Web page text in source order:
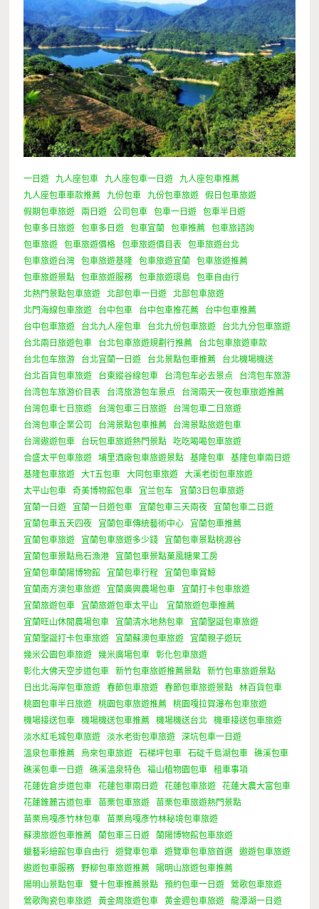
一日遊 九人座包車 九人座包車一日遊
九人座包車推薦
九人座包車車款推薦
九份包車 九份包車旅遊
假日包車旅遊
假期包車旅遊
兩日遊 公司包車 包車一日遊
包車半日遊
包車多日旅遊
包車多日遊 包車宜蘭 包車推薦
包車旅諮詢
包車旅遊
包車旅遊價格 包車旅遊價目表
包車旅遊台北
包車旅遊台灣
包車旅遊基隆 包車旅遊宜蘭
包車旅遊推薦
包車旅遊景點
包車旅遊服務 包車旅遊環島
包車自由行
北熱門景點包車旅遊
北部包車一日遊
北部包車旅遊
北門海線包車旅遊
台中包車 台中包車推花薦
台中包車推薦
台中包車旅遊
台北九人座包車 台北九份包車旅遊
台北九分包車旅遊
台北兩日旅遊包車
台北包車旅遊規劃行推薦
台北包車旅遊車款
台北包车旅游
台北宜蘭一日遊 台北景點包車推薦
台北機場機送
台北百貨包車旅遊
台東縱谷線包車 台湾包车必去景点
台湾包车旅游
台湾包车旅游价目表
台湾旅游包车景点
台灣兩天一夜包車旅遊推薦
台灣包車七日旅遊
台灣包車三日旅遊
台灣包車二日旅遊
台灣包車企業公司
台灣景點包車推薦
台灣景點旅遊包車
台灣遨遊包車
台玩包車旅遊熱門景點
吃吃喝喝包車旅遊
合盛太平包車旅遊
埔里酒廠包車旅遊景點 基隆包車
基隆包車兩日遊
基隆包車旅遊
大T五包車 大同包車旅遊
大溪老街包車旅遊
太平山包車
奇美博物館包車 宜兰包车
宜蘭3日包車旅遊
宜蘭一日遊
宜蘭一日遊包車 宜蘭包車三天兩夜
宜蘭包車二日遊
宜蘭包車五天四夜
宜蘭包車傳統藝術中心
宜蘭包車推薦
宜蘭包車旅遊
宜蘭包車旅遊多少錢
宜蘭包車景點桃源谷
宜蘭包車景點烏石漁港
宜蘭包車景點菓風糖果工房
宜蘭包車蘭陽博物館
宜蘭包車行程
宜蘭包車賞鯨
宜蘭南方澳包車旅遊
宜蘭廣興農場包車
宜蘭打卡包車旅遊
宜蘭旅遊包車
宜蘭旅遊包車太平山
宜蘭旅遊包車推薦
宜蘭旺山休閒農場包車
宜蘭清水地熱包車
宜蘭聖誕包車旅遊
宜蘭聖誕打卡包車旅遊
宜蘭蘇澳包車旅遊
宜蘭親子遊玩
幾米公園包車旅遊
幾米廣場包車
彰化包車旅遊
彰化大佛天空步道包車
新竹包車旅遊推薦景點
新竹包車旅遊景點
日出北海岸包車旅遊
春節包車旅遊 春節包車旅遊景點
林百貨包車
桃園包車半日旅遊
桃園包車旅遊推薦
桃園嘎拉賀瀑布包車旅遊
機場接送包車
機場機送包車推薦 機場機送台北
機車接送包車旅遊
淡水紅毛城包車旅遊
淡水老街包車旅遊
深坑包車一日遊
溫泉包車推薦
烏來包車旅遊 石梯坪包車 石碇千島湖包車
礁溪包車
礁溪包車一日遊
礁溪溫泉特色 福山植物園包車
租車事項
花蓮佐倉步道包車
花蓮包車兩日遊 花蓮包車旅遊
花蓮大農大富包車
花蓮錐麓古道包車
苗栗包車旅遊
苗栗包車旅遊熱門景點
苗栗烏嘎彥竹林包車
苗栗烏嘎彥竹林秘境包車旅遊
蘇澳旅遊包車推薦
蘭包車三日遊
蘭陽博物館包車旅遊
蠟藝彩繪館包車自由行
遊覽車包車 遊覽車包車旅首選
遨遊包車旅遊
遨遊包車服務
野柳包車旅遊推薦
陽明山旅遊包車推薦
陽明山景點包車
雙十包車推薦景點 預約包車一日遊
鶯歌包車旅遊
鶯歌陶瓷包車旅遊
黃金周旅遊包車 黄金週包車旅遊 龍潭湖一日遊